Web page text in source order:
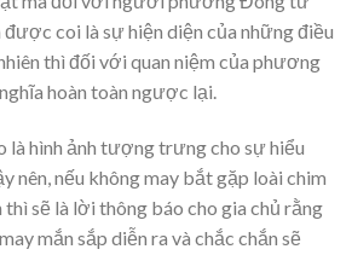
được coi là sự hiện diện của những điều
thì đối với quan niệm của phương
hoàn toàn ngược lại.
là hình ảnh tượng trưng cho sự hiểu
nên, nếu không may bắt gặp loài chim
thì sẽ là lời thông báo cho gia chủ rằng
mắn sắp diễn ra và chắc chắn sẽ